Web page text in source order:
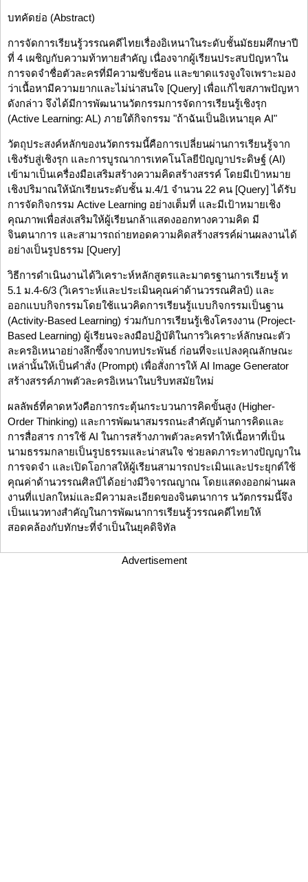
บทคัดย่อ (Abstract)
การจัดการเรียนรู้วรรณคดีไทยเรื่องอิเหนาในระดับชั้นมัธยมศึกษาปี
ที่ 4 เผชิญกับความท้าทายสำคัญ เนื่องจากผู้เรียนประสบปัญหาใน
การจดจำชื่อตัวละครที่มีความซับซ้อน และขาดแรงจูงใจเพราะมอง
ว่าเนื้อหามีความยากและไม่น่าสนใจ [Query] เพื่อแก้ไขสภาพปัญหา
ดังกล่าว จึงได้มีการพัฒนานวัตกรรมการจัดการเรียนรู้เชิงรุก
(Active Learning: AL) ภายใต้กิจกรรม "ถ้าฉันเป็นอิเหนายุค AI"
วัตถุประสงค์หลักของนวัตกรรมนี้คือการเปลี่ยนผ่านการเรียนรู้จาก
เชิงรับสู่เชิงรุก และการบูรณาการเทคโนโลยีปัญญาประดิษฐ์ (AI)
เข้ามาเป็นเครื่องมือเสริมสร้างความคิดสร้างสรรค์ โดยมีเป้าหมาย
เชิงปริมาณให้นักเรียนระดับชั้น ม.4/1 จำนวน 22 คน [Query] ได้รับ
การจัดกิจกรรม Active Learning อย่างเต็มที่ และมีเป้าหมายเชิง
คุณภาพเพื่อส่งเสริมให้ผู้เรียนกล้าแสดงออกทางความคิด มี
จินตนาการ และสามารถถ่ายทอดความคิดสร้างสรรค์ผ่านผลงานได้
อย่างเป็นรูปธรรม [Query]
วิธีการดำเนินงานได้วิเคราะห์หลักสูตรและมาตรฐานการเรียนรู้ ท
5.1 ม.4-6/3 (วิเคราะห์และประเมินคุณค่าด้านวรรณศิลป์) และ
ออกแบบกิจกรรมโดยใช้แนวคิดการเรียนรู้แบบกิจกรรมเป็นฐาน
(Activity-Based Learning) ร่วมกับการเรียนรู้เชิงโครงงาน (Project-
Based Learning) ผู้เรียนจะลงมือปฏิบัติในการวิเคราะห์ลักษณะตัว
ละครอิเหนาอย่างลึกซึ้งจากบทประพันธ์ ก่อนที่จะแปลงคุณลักษณะ
เหล่านั้นให้เป็นคำสั่ง (Prompt) เพื่อสั่งการให้ AI Image Generator
สร้างสรรค์ภาพตัวละครอิเหนาในบริบทสมัยใหม่
ผลลัพธ์ที่คาดหวังคือการกระตุ้นกระบวนการคิดขั้นสูง (Higher-
Order Thinking) และการพัฒนาสมรรถนะสำคัญด้านการคิดและ
การสื่อสาร การใช้ AI ในการสร้างภาพตัวละครทำให้เนื้อหาที่เป็น
นามธรรมกลายเป็นรูปธรรมและน่าสนใจ ช่วยลดภาระทางปัญญาใน
การจดจำ และเปิดโอกาสให้ผู้เรียนสามารถประเมินและประยุกต์ใช้
คุณค่าด้านวรรณศิลป์ได้อย่างมีวิจารณญาณ โดยแสดงออกผ่านผล
งานที่แปลกใหม่และมีความละเอียดของจินตนาการ นวัตกรรมนี้จึง
เป็นแนวทางสำคัญในการพัฒนาการเรียนรู้วรรณคดีไทยให้
สอดคล้องกับทักษะที่จำเป็นในยุคดิจิทัล
Advertisement